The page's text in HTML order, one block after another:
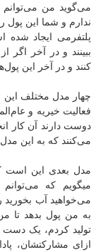
می‌گوید من می‌توانم
ندارم و شما این پول
پلتفرمی ایجاد شده
ببینند و در آخر
کنند و در آخر این
چهار مدل مختلف این
فعالیت خیریه و
دوست دارند آن کار
می‌کنند که به این
مدل بعدی این است
میگویم که
می‌خواهید آب
به من پول بدهد تا
تولید کردم، یک دست
ازای مشارکتشان،